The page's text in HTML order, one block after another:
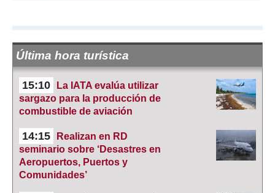
Última hora turística
15:10
La IATA evalúa utilizar
sargazo para la producción de
combustible de aviación
14:15
Realizan en RD
seminario sobre ‘Desastres en
Aeropuertos, Puertos y
Comunidades’